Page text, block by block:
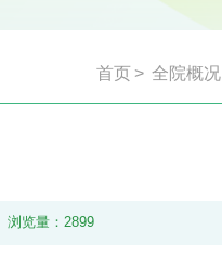
首页 > 全院概况
浏览量： 2899